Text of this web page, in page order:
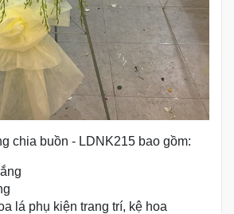
chia buồn - LDNK215 bao gồm:
lá phụ kiện trang trí, kệ hoa